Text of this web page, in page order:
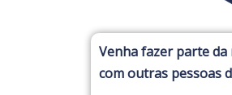
Venha fazer parte da
com outras pessoas